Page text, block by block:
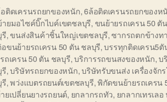
ติดเครนรถยกของหนัก,6ล้อติดเครนรถยกของห
ยมอไซค์บิ๊กไบค์เขตชลบุรี, ขนย้ายรถเครน 50 ตั
, ขนส่งสินค้าชิ้นใหญ่เขตชลบุรี,ซากรถตกข้างท
ขนย้ายรถเครน 50 ตัน ชลบุรี,บรรทุกติดเครน5
ถเครน 50 ตัน ชลบุรี,บริการรถขนสงของหนัก,บ
,บริษัทรถยกของหนัก,บริษัทรับขนส่ง เครื่องจัก
,พว่งแบตรถยนต์เขตชลบุรี,พิกัดขนย้ายรถเครน
ยเปลี่ยนยางรถยนต์, ยกลากรถทัว, ยกลากเทรเล